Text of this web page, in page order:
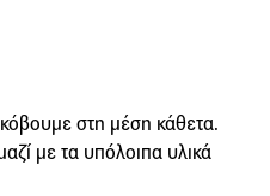
στη μέση κάθετα.
με τα υπόλοιπα υλικά